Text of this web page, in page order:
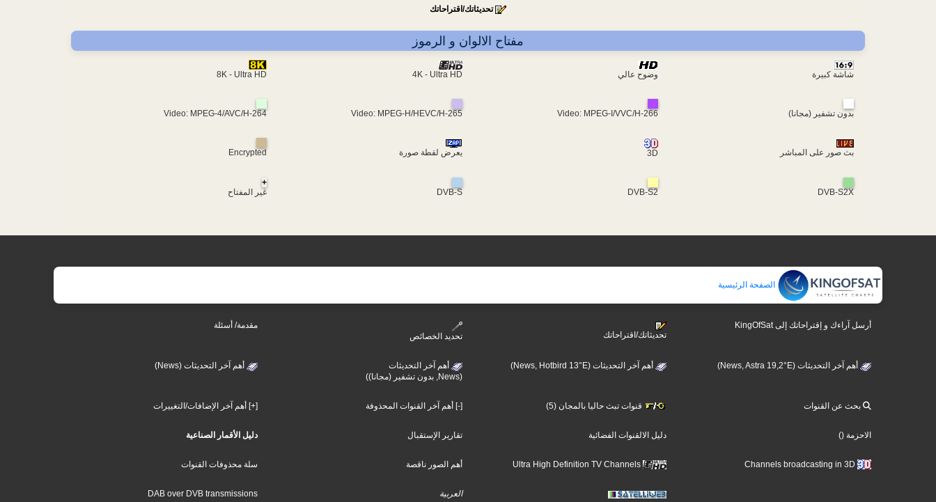
تحديثاتك/اقتراحاتك
مفتاح الالوان و الرموز
8K - Ultra HD 4K - Ultra HD وضوح عالي شاشة كبيرة
Video: MPEG-4/AVC/H-264 Video: MPEG-H/HEVC/H-265 Video: MPEG-I/VVC/H-266 بدون تشفير (مجانا)
Encrypted يعرض لقطة صورة 3D بث صور على المباشر
+
غير المفتاح
DVB-S DVB-S2 DVB-S2X
الصفحة الرئيسية
مقدمة/ أسئلة
تحديد الخصائص
تحديثاتك/اقتراحاتك
أرسل آراءك و إقتراحاتك إلى KingOfSat
أهم آخر التحديثات (News)
أهم آخر التحديثات
(News, بدون تشفير (مجانا))
أهم آخر التحديثات (News, Hotbird 13°E) أهم آخر التحديثات (News, Astra 19,2°E)
[+] أهم آخر الإضافات/التغييرات [-] أهم آخر القنوات المحذوفة قنوات تبث حاليا بالمجان (5) بحث عن القنوات
دليل الأقمار الصناعية تقارير الإستقبال دليل الالقنوات الفضائية الاحزمة ()
سلة محذوفات القنوات أهم الصور ناقصة Ultra High Definition TV Channels
DAB over DVB transmissions العربية